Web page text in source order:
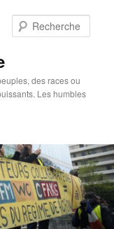
des races ou
Les humbles